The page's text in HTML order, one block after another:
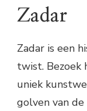
Zadar
Zadar is een
twist. Bezoek
uniek
golven van